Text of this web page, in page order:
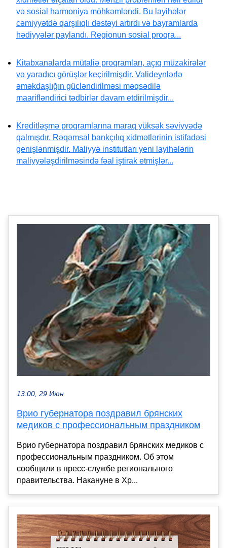
və sosial harmoniya möhkəmləndi. Bu layihələr
cəmiyyətdə qarşılıqlı dəstəyi artırdı və bayramlarda
hədiyyələr paylandı. Regionun sosial proqra...
Kitabxanalarda mütaliə proqramları, açıq müzakirələr
və yaradıcı görüşlər keçirilmişdir. Valideynlərlə
əməkdaşlığın gücləndirilməsi məqsədilə
maarifləndirici tədbirlər davam etdirilmişdir...
Kreditləşmə proqramlarına maraq yüksək səviyyədə
qalmışdır. Rəqəmsal bankçılıq xidmətlərinin istifadəsi
genişlənmişdir. Maliyyə institutları yeni layihələrin
maliyyələşdirilməsində fəal iştirak etmişlər...
13:00, 29 Июн
Врио губернатора поздравил брянских
медиков с профессиональным праздником
Врио губернатора поздравил брянских медиков с
профессиональным праздником. Об этом
сообщили в пресс-службе регионального
правительства. Накануне в Хр...